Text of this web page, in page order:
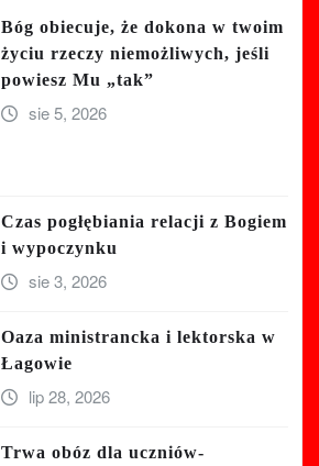
Bóg obiecuje, że dokona w twoim
życiu rzeczy niemożliwych, jeśli
powiesz Mu „tak”
sie 5, 2026
Czas pogłębiania relacji z Bogiem
i wypoczynku
sie 3, 2026
Oaza ministrancka i lektorska w
Łagowie
lip 28, 2026
Trwa obóz dla uczniów-